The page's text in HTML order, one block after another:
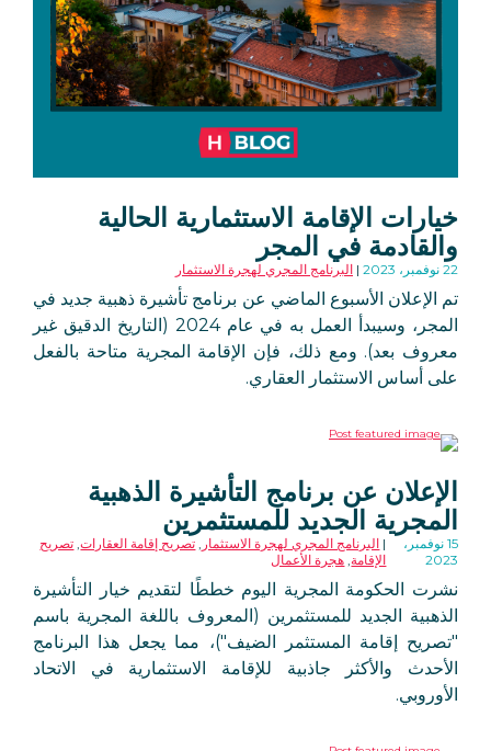
خيارات الإقامة الاستثمارية الحالية
والقادمة في المجر
22 نوفمبر، 2023 البرنامج المجري لهجرة الاستثمار
تم الإعلان الأسبوع الماضي عن برنامج تأشيرة ذهبية جديد في
المجر، وسيبدأ العمل به في عام 2024 (التاريخ الدقيق غير
معروف بعد). ومع ذلك، فإن الإقامة المجرية متاحة بالفعل
على أساس الاستثمار العقاري.
الإعلان عن برنامج التأشيرة الذهبية
المجرية الجديد للمستثمرين
15 نوفمبر،
2023
البرنامج المجري لهجرة الاستثمار , تصريح إقامة العقارات, تصريح
الإقامة, هجرة الأعمال
نشرت الحكومة المجرية اليوم خططًا لتقديم خيار التأشيرة
الذهبية الجديد للمستثمرين (المعروف باللغة المجرية باسم
"تصريح إقامة المستثمر الضيف")، مما يجعل هذا البرنامج
الأحدث والأكثر جاذبية للإقامة الاستثمارية في الاتحاد
الأوروبي.